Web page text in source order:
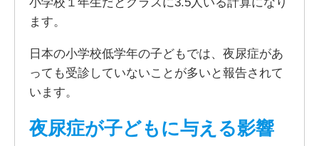
ます。
日本の小学校低学年の子どもでは、夜尿症があ
っても受診していないことが多いと報告されて
います。
夜尿症が子どもに与える影響